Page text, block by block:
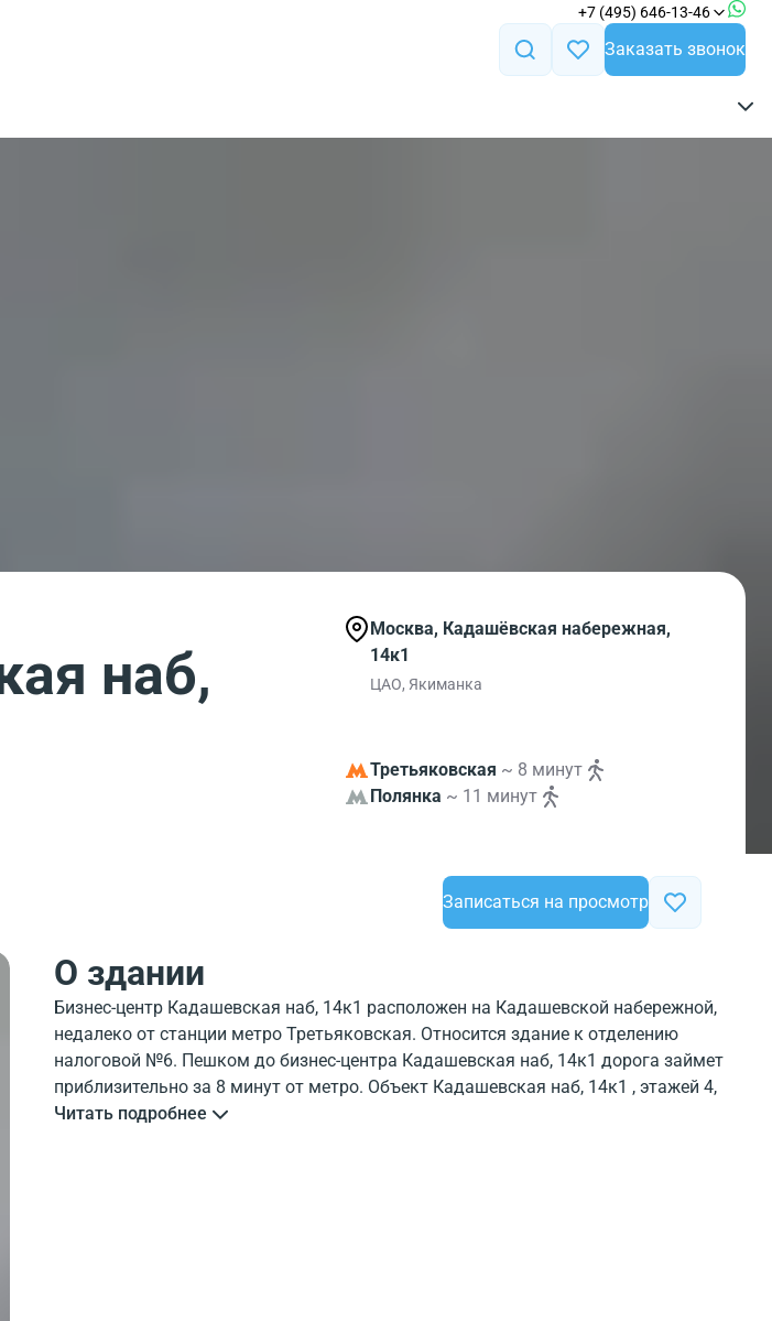
+7 (495) 646-13-46
Заказать звонок
наб,
Москва, Кадашёвская набережная,
14к1
ЦАО, Якиманка
Третьяковская ~ 8 минут
Полянка ~ 11 минут
Записаться на просмотр
О здании
Бизнес-центр Кадашевская наб, 14к1 расположен на Кадашевской набережной,
недалеко от станции метро Третьяковская. Относится здание к отделению
налоговой №6. Пешком до бизнес-центра Кадашевская наб, 14к1 дорога займет
приблизительно за 8 минут от метро. Объект Кадашевская наб, 14к1 , этажей 4,
паркинг. На изображении хорошо виден внешний облик строения. Окружение
Читать подробнее